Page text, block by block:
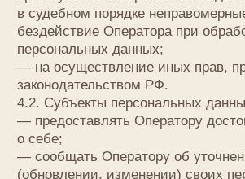
и обязанностей.
7.3. Обработка персональных данных необходима
для осуществления правосудия, исполнения
судебного акта, акта другого органа или
должностного лица, подлежащих исполнению
в соответствии с законодательством Российской
Федерации об исполнительном производстве.
7.4. Обработка персональных данных необходима
для исполнения договора, стороной которого либо
выгодоприобретателем или поручителем
по которому является субъект персональных
данных, а также для заключения договора
по инициативе субъекта персональных данных
или договора, по которому субъект персональных